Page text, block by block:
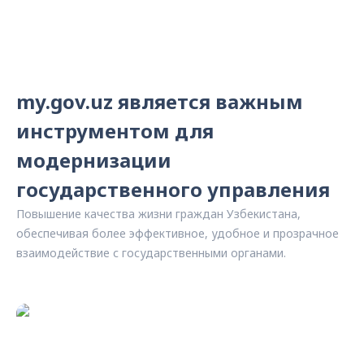
my.gov.uz является важным
инструментом для
модернизации
государственного управления
Повышение качества жизни граждан Узбекистана,
обеспечивая более эффективное, удобное и прозрачное
взаимодействие с государственными органами.